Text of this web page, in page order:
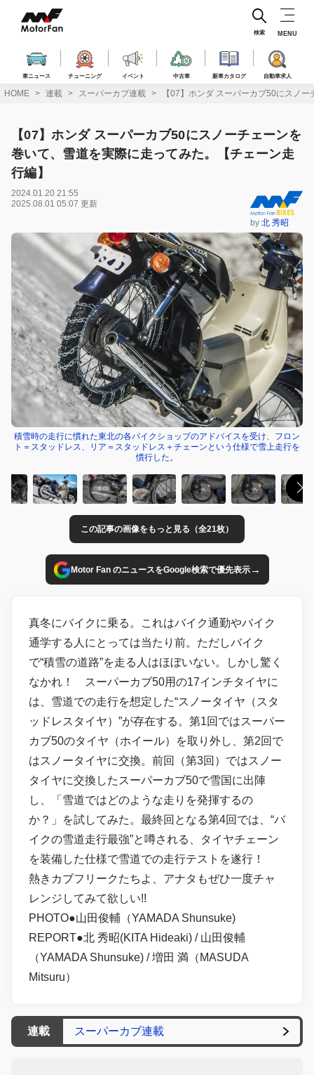
ス
車ニュース チューニング イベント 中古車 新車カタログ 自動車求人
検索 MENU
HOME 連載 スーパーカブ連載 【07】ホンダ スーパーカブ50にスノ
【07】ホンダ スーパーカブ50にスノーチェーンを
巻いて、雪道を実際に走ってみた。【チェーン走
行編】
2024.01.20 21:55
2025.08.01 05:07 更新
by北 秀昭
積雪時の走行に慣れた東北の各バイクショップのアドバイスを受け、フロン
ト＝スタッドレス、リア＝スタッドレス＋チェーンという仕様で雪上走行を
慣行した。
この記事の画像をもっと見る（全21枚）
Motor Fan のニュースをGoogle検索で優先表示→
真冬にバイクに乗る。これはバイク通勤やバイク
通学する人にとっては当たり前。ただしバイク
で“積雪の道路”を走る人はほぼいない。しかし驚く
なかれ！ スーパーカブ50用の17インチタイヤに
は、雪道での走行を想定した“スノータイヤ（スタ
ッドレスタイヤ）”が存在する。第1回ではスーパー
カブ50のタイヤ（ホイール）を取り外し、第2回で
はスノータイヤに交換。前回（第3回）ではスノー
タイヤに交換したスーパーカブ50で雪国に出陣
し、「雪道ではどのような走りを発揮するの
か？」を試してみた。最終回となる第4回では、“バ
イクの雪道走行最強”と噂される、タイヤチェーン
を装備した仕様で雪道での走行テストを遂行！
熱きカブフリークたちよ、アナタもぜひ一度チャ
レンジしてみて欲しい!!
PHOTO●山田俊輔（YAMADA Shunsuke)
REPORT●北 秀昭(KITA Hideaki) / 山田俊輔
（YAMADA Shunsuke) / 増田 満（MASUDA
Mitsuru）
連載 スーパーカブ連載